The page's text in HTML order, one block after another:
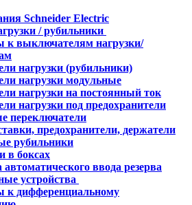
Schneider Electric
/ рубильники
к выключателям нагрузки/
нагрузки (рубильники)
нагрузки модульные
нагрузки на постоянный ток
нагрузки под предохранители
переключатели
предохранители, держатели
рубильники
в боксах
автоматического ввода резерва
устройства
к дифференциальному